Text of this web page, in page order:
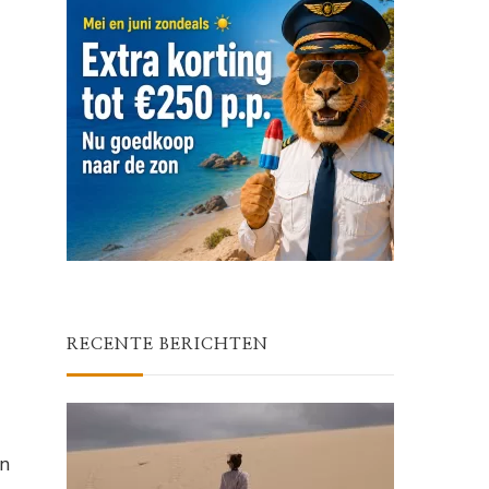
RECENTE BERICHTEN